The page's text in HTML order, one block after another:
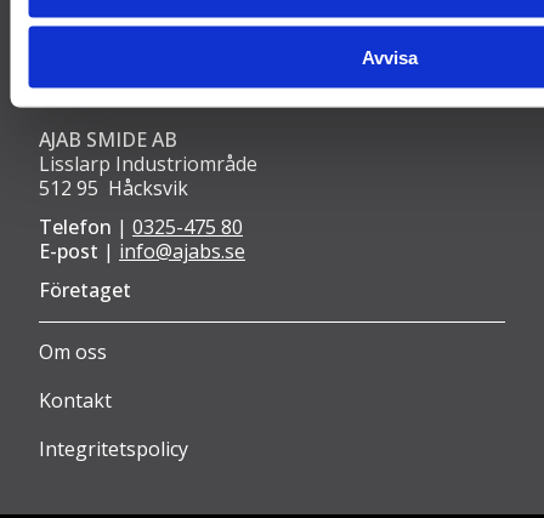
Avvisa
AJAB SMIDE AB
Lisslarp Industriområde
512 95 Håcksvik
Telefon | 0325-475 80
E-post | info@ajabs.se
Företaget
Om oss
Kontakt
Integritetspolicy